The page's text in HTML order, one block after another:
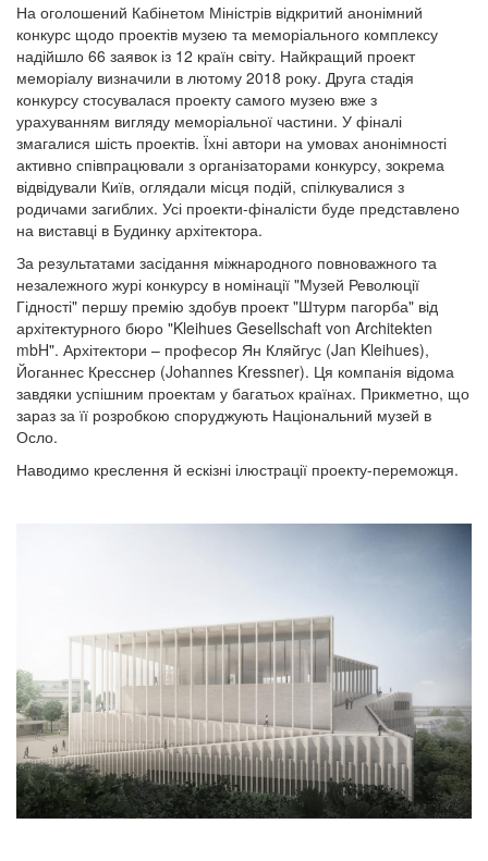
На оголошений Кабінетом Міністрів відкритий анонімний
конкурс щодо проектів музею та меморіального комплексу
надійшло 66 заявок із 12 країн світу. Найкращий проект
меморіалу визначили в лютому 2018 року. Друга стадія
конкурсу стосувалася проекту самого музею вже з
урахуванням вигляду меморіальної частини. У фіналі
змагалися шість проектів. Їхні автори на умовах анонімності
активно співпрацювали з організаторами конкурсу, зокрема
відвідували Київ, оглядали місця подій, спілкувалися з
родичами загиблих. Усі проекти-фіналісти буде представлено
на виставці в Будинку архітектора.
За результатами засідання міжнародного повноважного та
незалежного журі конкурсу в номінації "Музей Революції
Гідності" першу премію здобув проект "Штурм пагорба" від
архітектурного бюро "Kleihues Gesellschaft von Architekten
mbH". Архітектори – професор Ян Кляйгус (Jan Kleihues),
Йоганнес Кресснер (Johannes Kressner). Ця компанія відома
завдяки успішним проектам у багатьох країнах. Прикметно, що
зараз за її розробкою споруджують Національний музей в
Осло.
Наводимо креслення й ескізні ілюстрації проекту-переможця.